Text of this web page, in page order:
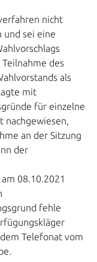
nicht
und sei eine
des
als
mit
für einzelne
nachgewiesen,
an der Sitzung
der
08.10.2021
fehle
Telefonat vom